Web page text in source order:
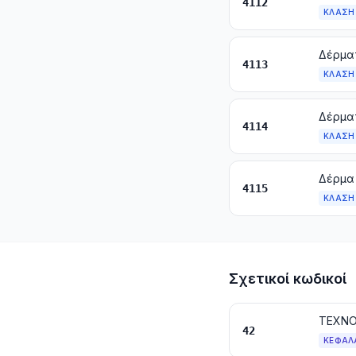
ΚΛΆΣΗ
4113
ΚΛΆΣΗ
4114
ΚΛΆΣΗ
4115
ΚΛΆΣΗ
Σχετικοί κωδικοί
42